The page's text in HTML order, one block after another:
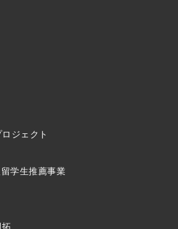
ジェクト
学生推薦事業